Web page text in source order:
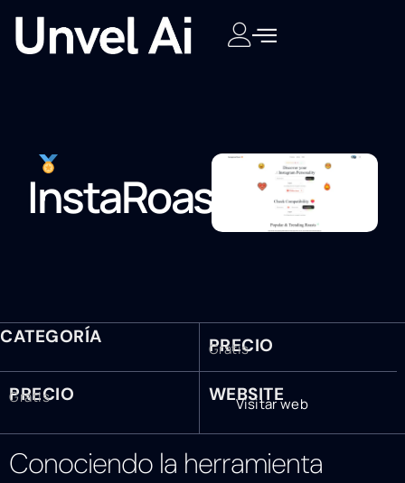
InstaRoasts
CATEGORÍA PRECIO
Gratis
PRECIO
Gratis WEBSITE
Visitar web
Conociendo la herramienta